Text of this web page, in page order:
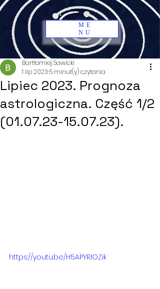
ME
NU
Lipiec 2023. Prognoza
astrologiczna. Część 1/2
(01.07.23-15.07.23).
Bartłomiej Sawicki
1 lip 2023 5 minut(y) czytania
https://youtu.be/H5APYRlOZik